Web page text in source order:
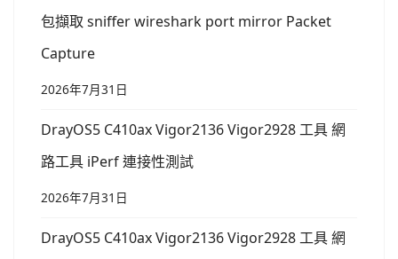
包擷取 sniffer wireshark port mirror Packet
Capture
2026年7月31日
DrayOS5 C410ax Vigor2136 Vigor2928 工具 網
路工具 iPerf 連接性測試
2026年7月31日
DrayOS5 C410ax Vigor2136 Vigor2928 工具 網